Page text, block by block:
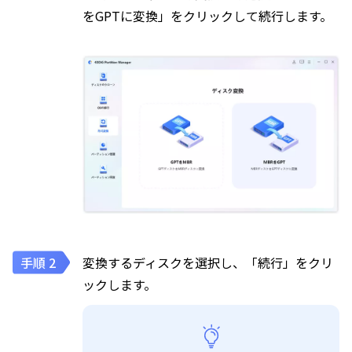
をGPTに変換」をクリックして続行します。
変換するディスクを選択し、「続行」をクリ
ックします。